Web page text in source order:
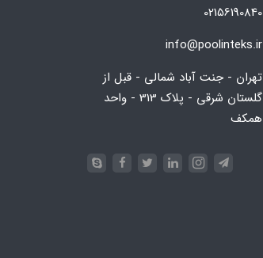
02156190840
info@poolinteks.ir
تهران - جنت آباد شمالی - قبل از
گلستان شرقی - پلاک 313 - واحد
همکف